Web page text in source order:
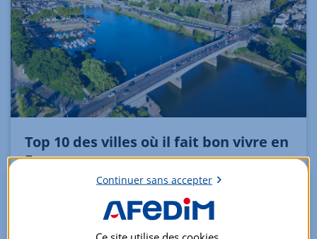
Top 10 des villes où il fait bon vivre en
France
Pour sa 5ᵉ édition, le palmarès 2024 des '
Villages où il fait bon vivre'* fait état d’un engouement
Continuer sans accepter